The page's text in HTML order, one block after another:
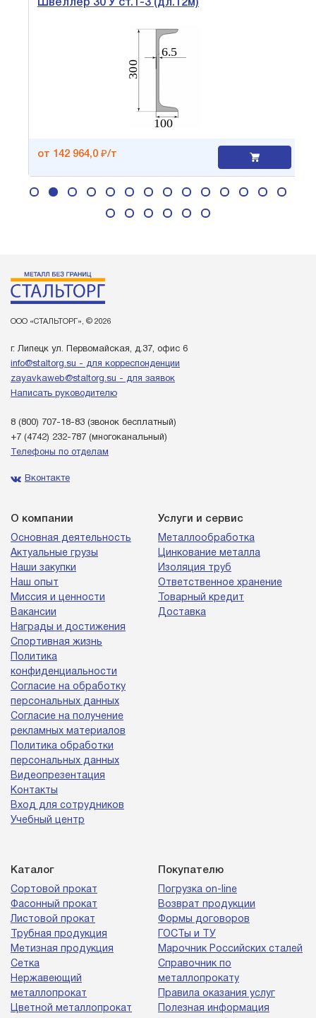
Швеллер 30 У ст.1-3 (дл.12м)
от 142 964,0 ₽/т
ООО «СТАЛЬТОРГ», © 2026
г. Липецк ул. Первомайская, д.37, офис 6
info@staltorg.su - для корреспонденции
zayavkaweb@staltorg.su - для заявок
Написать руководителю
8 (800) 707-18-83 (звонок бесплатный)
+7 (4742) 232-787 (многоканальный)
Телефоны по отделам
Вконтакте
О компании
Основная деятельность
Актуальные грузы
Наши закупки
Наш опыт
Миссия и ценности
Вакансии
Награды и достижения
Спортивная жизнь
Политика
конфиденциальности
Согласие на обработку
персональных данных
Согласие на получение
рекламных материалов
Политика обработки
персональных данных
Видеопрезентация
Контакты
Вход для сотрудников
Учебный центр
Услуги и сервис
Металлообработка
Цинкование металла
Изоляция труб
Ответственное хранение
Товарный кредит
Доставка
Каталог
Сортовой прокат
Фасонный прокат
Листовой прокат
Трубная продукция
Метизная продукция
Сетка
Нержавеющий
металлопрокат
Цветной металлопрокат
Покупателю
Погрузка on-line
Возврат продукции
Формы договоров
ГОСТы и ТУ
Марочник Российских сталей
Справочник по
металлопрокату
Правила оказания услуг
Полезная информация